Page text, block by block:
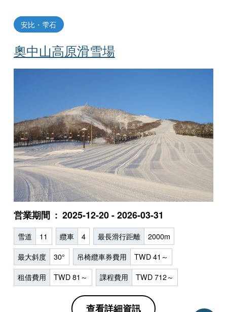
奧中山高原滑雪場
安比・雫石
営業期間 2025-12-20 - 2026-03-31
雪道 11 纜車 4 最長滑行距離 2000m
最大斜度 30° 吊椅纜車券費用 TWD 41～
租借費用 TWD 81～ 課程費用 TWD 712～
查看詳細資訊